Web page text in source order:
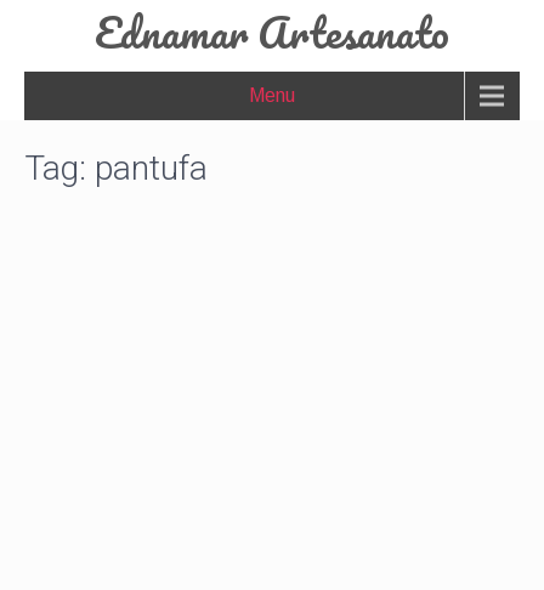
Ednamar Artesanato
Menu
Tag: pantufa